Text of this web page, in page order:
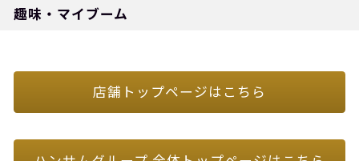
趣味・マイブーム
店舗トップページはこちら